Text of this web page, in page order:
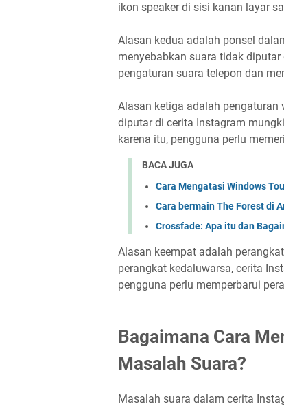
ikon speaker di sisi kanan layar
Alasan kedua adalah ponsel
menyebabkan suara tidak
pengaturan suara telepon dan
Alasan ketiga adalah pengaturan
diputar di cerita Instagram
karena itu, pengguna perlu
BACA JUGA
Cara Mengatasi Windows
Cara bermain The Forest di
Crossfade: Apa itu dan
Alasan keempat adalah
perangkat kedaluwarsa, cerita
pengguna perlu memperbarui
Bagaimana Cara
Masalah Suara?
Masalah suara dalam cerita